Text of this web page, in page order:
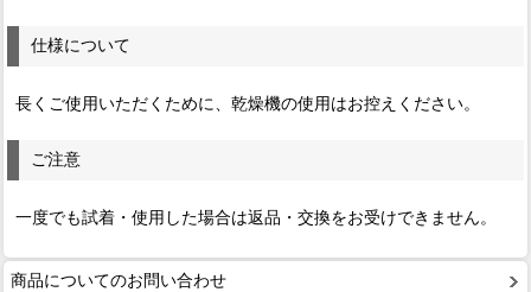
仕様について
長くご使用いただくために、乾燥機の使用はお控えください。
ご注意
一度でも試着・使用した場合は返品・交換をお受けできません。
商品についてのお問い合わせ